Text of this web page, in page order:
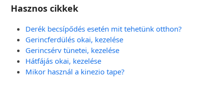
Hasznos cikkek
Derék becsípődés esetén mit tehetünk otthon?
Gerincferdülés okai, kezelése
Gerincsérv tünetei, kezelése
Hátfájás okai, kezelése
Mikor használ a kinezio tape?